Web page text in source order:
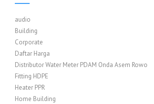
audio
Building
Corporate
Daftar Harga
Distributor Water Meter PDAM Onda Asem Rowo
Fitting HDPE
Heater PPR
Home Building